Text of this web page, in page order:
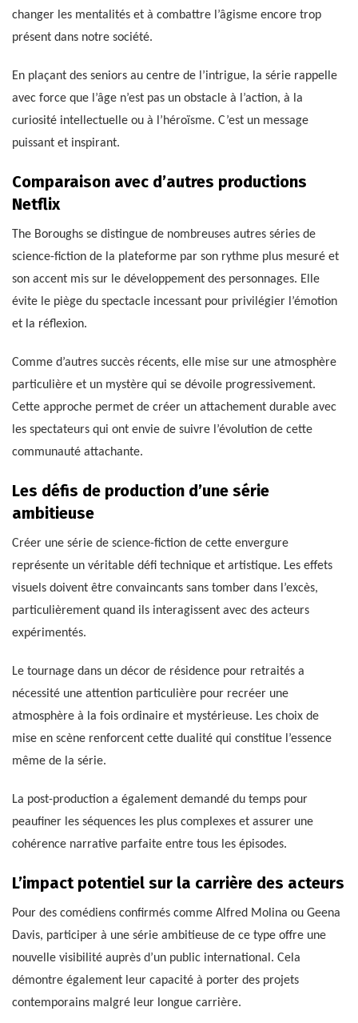
changer les mentalités et à combattre l’âgisme encore trop
présent dans notre société.
En plaçant des seniors au centre de l’intrigue, la série rappelle
avec force que l’âge n’est pas un obstacle à l’action, à la
curiosité intellectuelle ou à l’héroïsme. C’est un message
puissant et inspirant.
Comparaison avec d’autres productions
Netflix
The Boroughs se distingue de nombreuses autres séries de
science-fiction de la plateforme par son rythme plus mesuré et
son accent mis sur le développement des personnages. Elle
évite le piège du spectacle incessant pour privilégier l’émotion
et la réflexion.
Comme d’autres succès récents, elle mise sur une atmosphère
particulière et un mystère qui se dévoile progressivement.
Cette approche permet de créer un attachement durable avec
les spectateurs qui ont envie de suivre l’évolution de cette
communauté attachante.
Les défis de production d’une série
ambitieuse
Créer une série de science-fiction de cette envergure
représente un véritable défi technique et artistique. Les effets
visuels doivent être convaincants sans tomber dans l’excès,
particulièrement quand ils interagissent avec des acteurs
expérimentés.
Le tournage dans un décor de résidence pour retraités a
nécessité une attention particulière pour recréer une
atmosphère à la fois ordinaire et mystérieuse. Les choix de
mise en scène renforcent cette dualité qui constitue l’essence
même de la série.
La post-production a également demandé du temps pour
peaufiner les séquences les plus complexes et assurer une
cohérence narrative parfaite entre tous les épisodes.
L’impact potentiel sur la carrière des acteurs
Pour des comédiens confirmés comme Alfred Molina ou Geena
Davis, participer à une série ambitieuse de ce type offre une
nouvelle visibilité auprès d’un public international. Cela
démontre également leur capacité à porter des projets
contemporains malgré leur longue carrière.